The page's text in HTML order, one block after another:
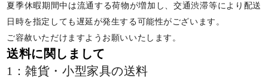
夏季休暇期間中は流通する荷物が増加し、交通渋滞等により配送
日時を指定しても遅延が発生する可能性がございます。
ご容赦いただけますようお願いいたします。
送料に関しまして
1：雑貨・小型家具の送料